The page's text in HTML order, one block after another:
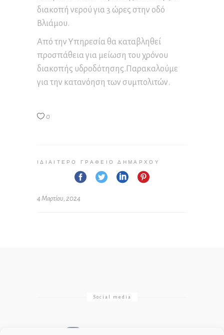
διακοπή νερού για 3 ώρες στην οδό
Βλιάμου.
Από την Υπηρεσία θα καταβληθεί
προσπάθεια για μείωση του χρόνου
διακοπής υδροδότησης.Παρακαλούμε
για την κατανόηση των συμπολιτών.
0
ΙΔΙΑΊΤΕΡΟ ΓΡΑΦΕΊΟ ΔΗΜΆΡΧΟΥ
4 Μαρτίου, 2024
Social media